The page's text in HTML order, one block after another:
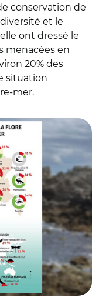
conservation de
et le
ont dressé le
menacées en
20% des
situation
mer.